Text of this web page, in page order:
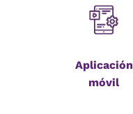
Aplicación
móvil